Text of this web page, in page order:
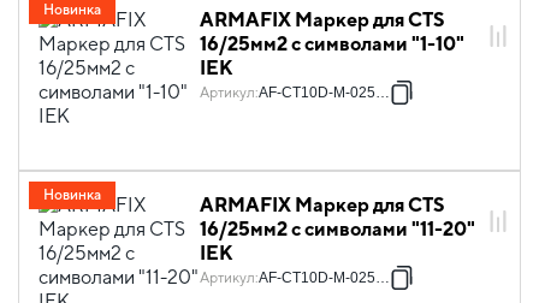
ARMAFIX Маркер для CTS
16/25мм2 с символами "1-10"
IEK
Артикул:AF-CT10D-M-025-01
Новинка
ARMAFIX Маркер для CTS
16/25мм2 с символами "11-20"
IEK
Артикул:AF-CT10D-M-025-02
Новинка